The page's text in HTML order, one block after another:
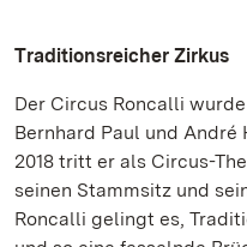
Traditionsreicher Zirkus
Der Circus Roncalli
Bernhard Paul und
2018 tritt er als Circus-
seinen Stammsitz und
Roncalli gelingt es,